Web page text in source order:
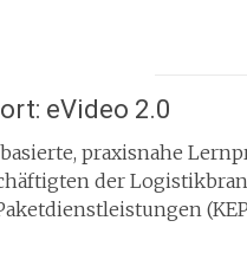
eVideo 2.0
praxisnahe
der